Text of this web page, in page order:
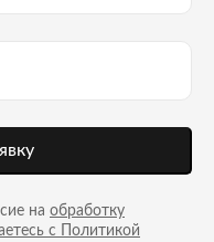
на обработку
с Политикой